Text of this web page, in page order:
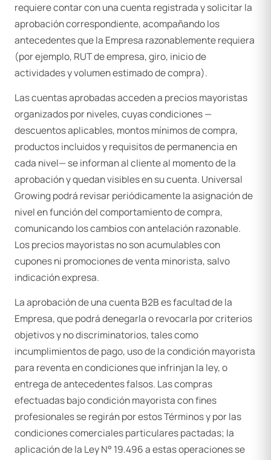
requiere contar con una cuenta registrada y solicitar la
aprobación correspondiente, acompañando los
antecedentes que la Empresa razonablemente requiera
(por ejemplo, RUT de empresa, giro, inicio de
actividades y volumen estimado de compra).
Las cuentas aprobadas acceden a precios mayoristas
organizados por niveles, cuyas condiciones —
descuentos aplicables, montos mínimos de compra,
productos incluidos y requisitos de permanencia en
cada nivel— se informan al cliente al momento de la
aprobación y quedan visibles en su cuenta. Universal
Growing podrá revisar periódicamente la asignación de
nivel en función del comportamiento de compra,
comunicando los cambios con antelación razonable.
Los precios mayoristas no son acumulables con
cupones ni promociones de venta minorista, salvo
indicación expresa.
La aprobación de una cuenta B2B es facultad de la
Empresa, que podrá denegarla o revocarla por criterios
objetivos y no discriminatorios, tales como
incumplimientos de pago, uso de la condición mayorista
para reventa en condiciones que infrinjan la ley, o
entrega de antecedentes falsos. Las compras
efectuadas bajo condición mayorista con fines
profesionales se regirán por estos Términos y por las
condiciones comerciales particulares pactadas; la
aplicación de la Ley N° 19.496 a estas operaciones se